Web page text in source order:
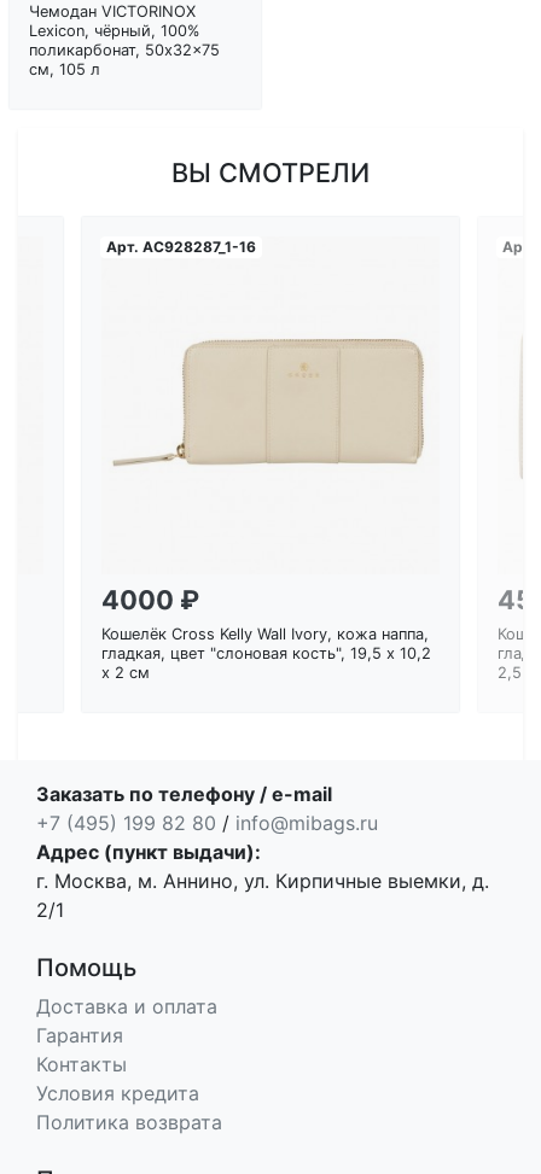
Чемодан VICTORINOX
Lexicon, чёрный, 100%
поликарбонат, 50x32x75
см, 105 л
ВЫ СМОТРЕЛИ
Арт. AC928287_1-16
4000 ₽
Кошелёк Cross Kelly Wall Ivory, кожа наппа,
гладкая, цвет "слоновая кость", 19,5 x 10,2
x 2 см
Арт.
2,5
Заказать по телефону / e-mail
+7 (495) 199 82 80 / info@mibags.ru
Адрес (пункт выдачи):
г. Москва, м. Аннино, ул. Кирпичные выемки, д.
2/1
Помощь
Доставка и оплата
Гарантия
Контакты
Условия кредита
Политика возврата